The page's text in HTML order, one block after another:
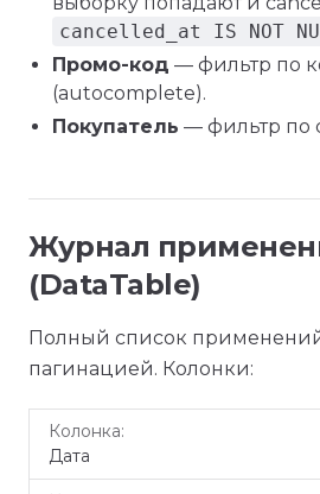
cancelled_at IS NOT
Промо-код — фильтр по
(autocomplete).
Покупатель — фильтр по
Журнал
(DataTable)
Полный список
пагинацией. Колонки:
Колонка
Дата